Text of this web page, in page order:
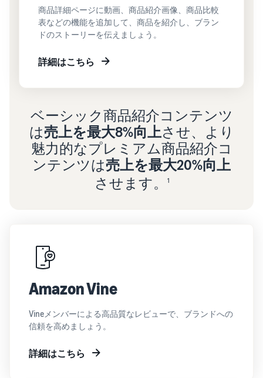
商品詳細ページに動画、商品紹介画像、商品比較
表などの機能を追加して、商品を紹介し、ブラン
ドのストーリーを伝えましょう。
詳細はこちら
ベーシック商品紹介コンテンツ
は売上を最大8%向上させ、より
魅力的なプレミアム商品紹介コ
ンテンツは売上を最大20%向上
させます。
1
Amazon Vine
Vineメンバーによる高品質なレビューで、ブランドへの
信頼を高めましょう。
詳細はこちら